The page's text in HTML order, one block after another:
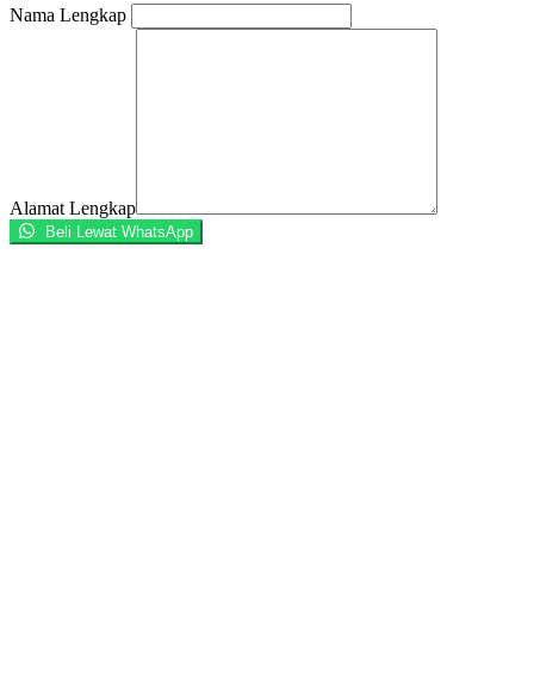
Nama Lengkap
Alamat Lengkap
Beli Lewat WhatsApp